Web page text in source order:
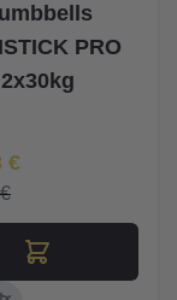
PRO
2x30kg
€